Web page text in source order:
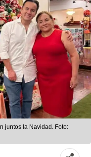
juntos la Navidad. Foto: